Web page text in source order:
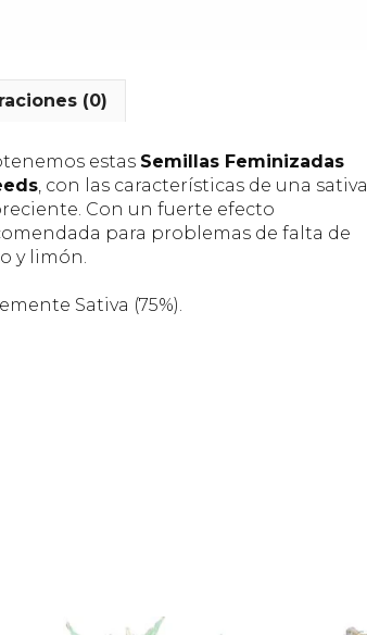
(0)
estas Semillas Feminizadas
, con las características de una sativa
Con un fuerte efecto
para problemas de falta de
y limón.
Sativa (75%).